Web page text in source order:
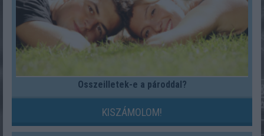
Összeilletek-e a pároddal?
KISZÁMOLOM!